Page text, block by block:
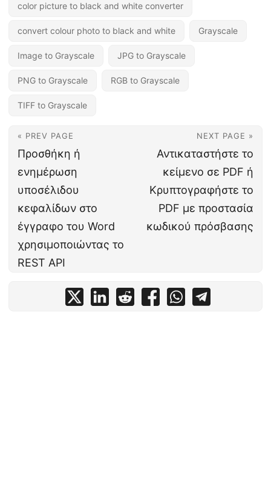
color picture to black and white converter
convert colour photo to black and white Grayscale
Image to Grayscale JPG to Grayscale
PNG to Grayscale RGB to Grayscale
TIFF to Grayscale
« PREV PAGE
Προσθήκη ή
ενημέρωση
υποσέλιδου
κεφαλίδων στο
έγγραφο του Word
χρησιμοποιώντας το
REST API
NEXT PAGE »
Αντικαταστήστε το
κείμενο σε PDF ή
Κρυπτογραφήστε το
PDF με προστασία
κωδικού πρόσβασης